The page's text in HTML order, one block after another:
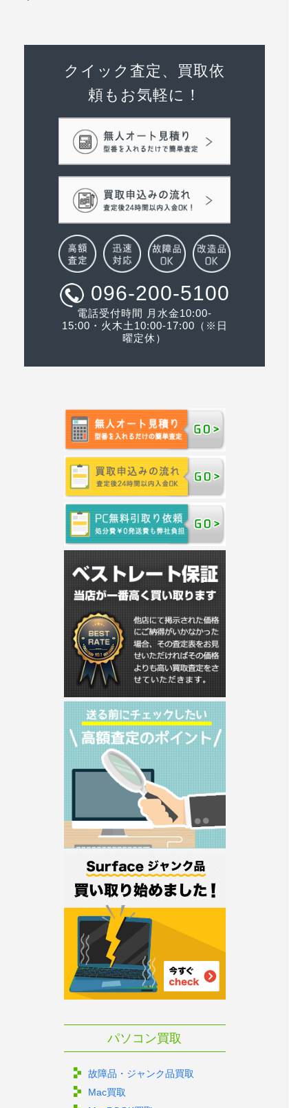
クイック査定、買取依
頼もお気軽に！
096-200-5100
電話受付時間 月水金10:00-
15:00・火木土10:00-17:00（※日
曜定休）
パソコン買取
故障品・ジャンク品買取
Mac買取